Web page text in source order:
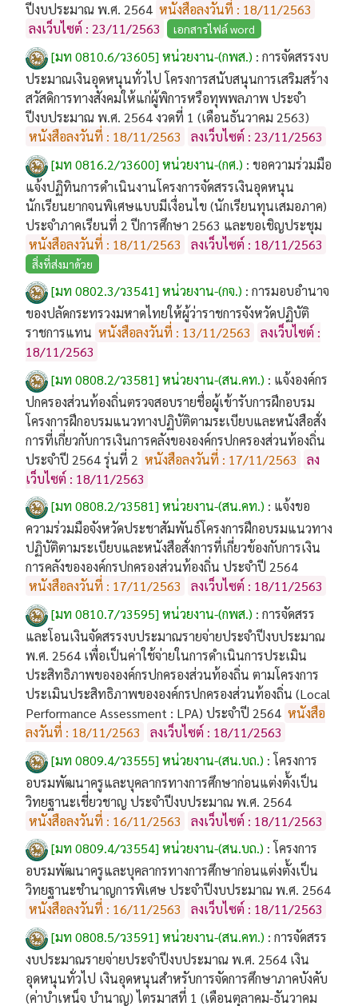
ปีงบประมาณ พ.ศ. 2564 หนังสือลงวันที่ : 18/11/2563
ลงเว็บไซต์ : 23/11/2563
เอกสารไฟล์ word
[มท 0810.6/ว3605] หน่วยงาน-(กพส.) : การจัดสรรงบ
ประมาณเงินอุดหนุนทั่วไป โครงการสนับสนุนการเสริมสร้าง
สวัสดิการทางสังคมให้แก่ผู้พิการหรือทุพพลภาพ ประจำ
ปีงบประมาณ พ.ศ. 2564 งวดที่ 1 (เดือนธันวาคม 2563)
หนังสือลงวันที่ : 18/11/2563
ลงเว็บไซต์ : 23/11/2563
[มท 0816.2/ว3600] หน่วยงาน-(กศ.) : ขอความร่วมมือ
แจ้งปฏิทินการดำเนินงานโครงการจัดสรรเงินอุดหนุน
นักเรียนยากจนพิเศษแบบมีเงื่อนไข (นักเรียนทุนเสมอภาค)
ประจำภาคเรียนที่ 2 ปีการศึกษา 2563 และขอเชิญประชุม
หนังสือลงวันที่ : 18/11/2563
ลงเว็บไซต์ : 18/11/2563
สิ่งที่ส่งมาด้วย
[มท 0802.3/ว3541] หน่วยงาน-(กจ.) : การมอบอำนาจ
ของปลัดกระทรวงมหาดไทยให้ผู้ว่าราชการจังหวัดปฏิบัติ
ราชการแทน หนังสือลงวันที่ : 13/11/2563
ลงเว็บไซต์ :
18/11/2563
[มท 0808.2/ว3581] หน่วยงาน-(สน.คท.) : แจ้งองค์กร
ปกครองส่วนท้องถิ่นตรวจสอบรายชื่อผู้เข้ารับการฝึกอบรม
โครงการฝึกอบรมแนวทางปฏิบัติตามระเบียบและหนังสือสั่ง
การที่เกี่ยวกับการเงินการคลังขององค์กรปกครองส่วนท้องถิ่น
ประจำปี 2564 รุ่นที่ 2 หนังสือลงวันที่ : 17/11/2563
ลง
เว็บไซต์ : 18/11/2563
[มท 0808.2/ว3581] หน่วยงาน-(สน.คท.) : แจ้งขอ
ความร่วมมือจังหวัดประชาสัมพันธ์โครงการฝึกอบรมแนวทาง
ปฏิบัติตามระเบียบและหนังสือสั่งการที่เกี่ยวข้องกับการเงิน
การคลังขององค์กรปกครองส่วนท้องถิ่น ประจำปี 2564
หนังสือลงวันที่ : 17/11/2563
ลงเว็บไซต์ : 18/11/2563
[มท 0810.7/ว3595] หน่วยงาน-(กพส.) : การจัดสรร
และโอนเงินจัดสรรงบประมาณรายจ่ายประจำปีงบประมาณ
พ.ศ. 2564 เพื่อเป็นค่าใช้จ่ายในการดำเนินการประเมิน
ประสิทธิภาพขององค์กรปกครองส่วนท้องถิ่น ตามโครงการ
ประเมินประสิทธิภาพขององค์กรปกครองส่วนท้องถิ่น (Local
Performance Assessment : LPA) ประจำปี 2564 หนังสือ
ลงวันที่ : 18/11/2563
ลงเว็บไซต์ : 18/11/2563
[มท 0809.4/ว3555] หน่วยงาน-(สน.บถ.) :โครงการ
อบรมพัฒนาครูและบุคลากรทางการศึกษาก่อนแต่งตั้งเป็น
วิทยฐานะเชี่ยวชาญ ประจำปีงบประมาณ พ.ศ. 2564
หนังสือลงวันที่ : 16/11/2563
ลงเว็บไซต์ : 18/11/2563
[มท 0809.4/ว3554] หน่วยงาน-(สน.บถ.) : โครงการ
อบรมพัฒนาครูและบุคลากรทางการศึกษาก่อนแต่งตั้งเป็น
วิทยฐานะชำนาญการพิเศษ ประจำปีงบประมาณ พ.ศ. 2564
หนังสือลงวันที่ : 16/11/2563
ลงเว็บไซต์ : 18/11/2563
[มท 0808.5/ว3591] หน่วยงาน-(สน.คท.) : การจัดสรร
งบประมาณรายจ่ายประจำปีงบประมาณ พ.ศ. 2564 เงิน
อุดหนุนทั่วไป เงินอุดหนุนสำหรับการจัดการศึกษาภาคบังคับ
(ค่าบำเหน็จ บำนาญ) ไตรมาสที่ 1 (เดือนตุลาคม-ธันวาคม